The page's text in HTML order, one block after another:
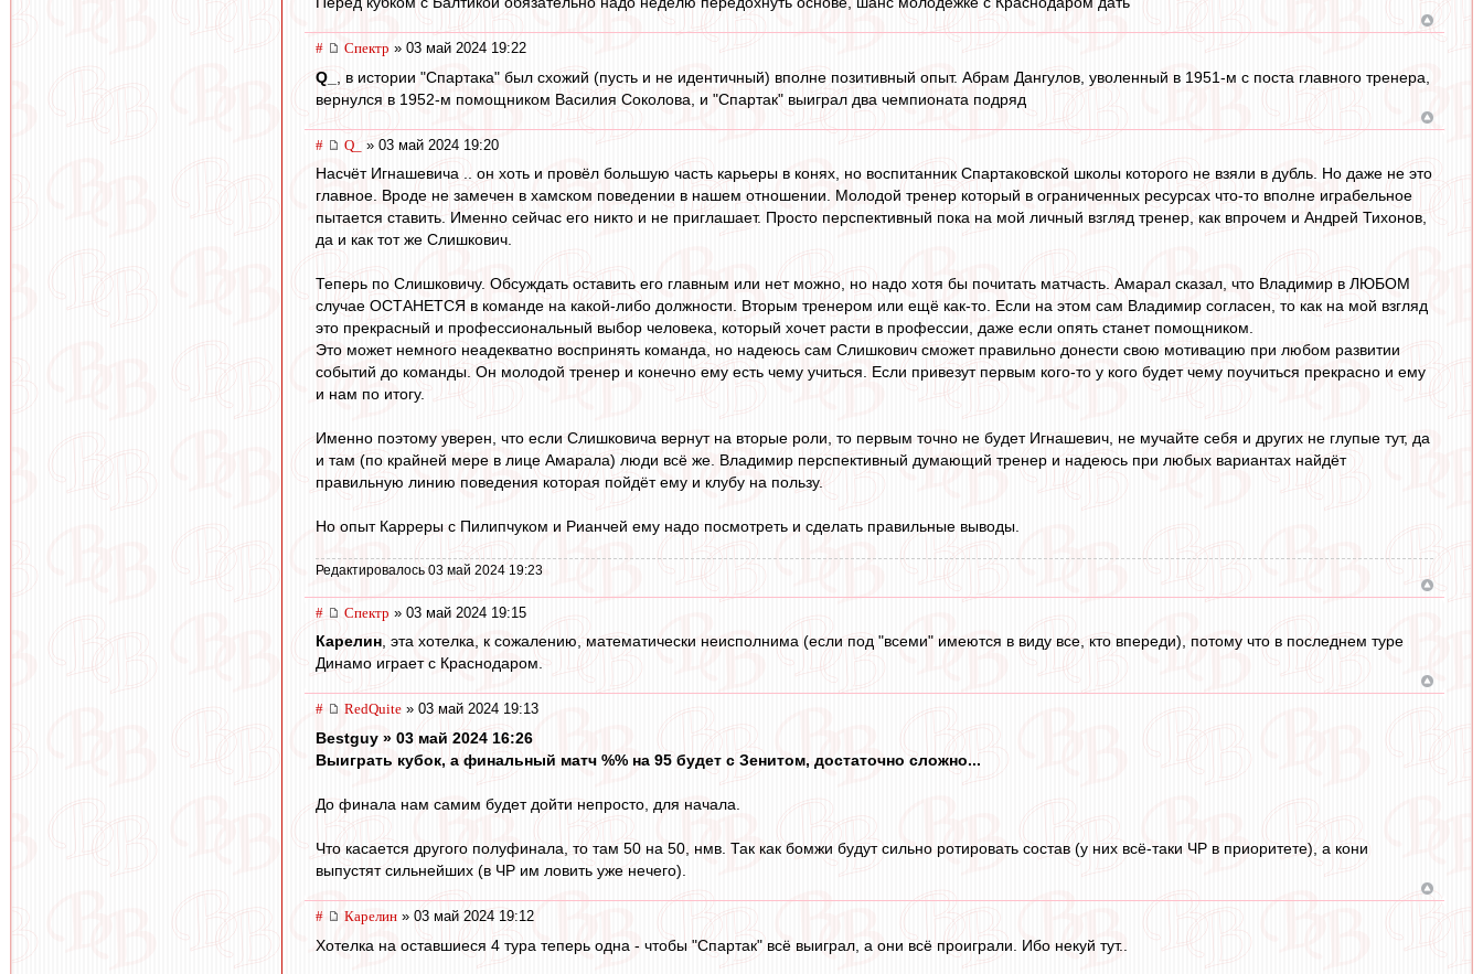
# Спектр » 03 май 2024 19:22
Q_
, в истории "Спартака" был схожий (пусть и не идентичный) вполне позитивный опыт. Абрам Дангулов, уволенный в 1951-м с поста главного тренера,
вернулся в 1952-м помощником Василия Соколова, и "Спартак" выиграл два чемпионата подряд
# Q_ » 03 май 2024 19:20
Насчёт Игнашевича .. он хоть и провёл большую часть карьеры в конях, но воспитанник Спартаковской школы которого не взяли в дубль. Но даже не это
главное. Вроде не замечен в хамском поведении в нашем отношении. Молодой тренер который в ограниченных ресурсах что-то вполне играбельное
пытается ставить. Именно сейчас его никто и не приглашает. Просто перспективный пока на мой личный взгляд тренер, как впрочем и Андрей Тихонов,
да и как тот же Слишкович.
Теперь по Слишковичу. Обсуждать оставить его главным или нет можно, но надо хотя бы почитать матчасть. Амарал сказал, что Владимир в ЛЮБОМ
случае ОСТАНЕТСЯ в команде на какой-либо должности. Вторым тренером или ещё как-то. Если на этом сам Владимир согласен, то как на мой взгляд
это прекрасный и профессиональный выбор человека, который хочет расти в профессии, даже если опять станет помощником.
Это может немного неадекватно воспринять команда, но надеюсь сам Слишкович сможет правильно донести свою мотивацию при любом развитии
событий до команды. Он молодой тренер и конечно ему есть чему учиться. Если привезут первым кого-то у кого будет чему поучиться прекрасно и ему
и нам по итогу.
Именно поэтому уверен, что если Слишковича вернут на вторые роли, то первым точно не будет Игнашевич, не мучайте себя и других не глупые тут, да
и там (по крайней мере в лице Амарала) люди всё же. Владимир перспективный думающий тренер и надеюсь при любых вариантах найдёт
правильную линию поведения которая пойдёт ему и клубу на пользу.
Но опыт Карреры с Пилипчуком и Рианчей ему надо посмотреть и сделать правильные выводы.
Редактировалось 03 май 2024 19:23
# Спектр » 03 май 2024 19:15
Карелин, эта хотелка, к сожалению, математически неисполнима (если под "всеми" имеются в виду все, кто впереди), потому что в последнем туре
Динамо играет с Краснодаром.
# RedQuite » 03 май 2024 19:13
Bestguy » 03 май 2024 16:26
Выиграть кубок, а финальный матч %% на 95 будет с Зенитом, достаточно сложно...
До финала нам самим будет дойти непросто, для начала.
Что касается другого полуфинала, то там 50 на 50, нмв. Так как бомжи будут сильно ротировать состав (у них всё-таки ЧР в приоритете), а кони
выпустят сильнейших (в ЧР им ловить уже нечего).
# Карелин » 03 май 2024 19:12
Хотелка на оставшиеся 4 тура теперь одна - чтобы "Спартак" всё выиграл, а они всё проиграли. Ибо некуй тут..